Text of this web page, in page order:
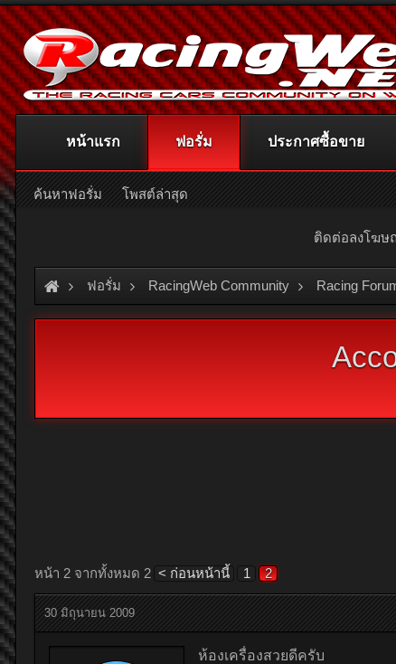
ติดต่อลงโฆษ
ฟอรั่ม RacingWeb Community Racing
หน้า 2 จากทั้งหมด 2 < ก่อนหน้านี้ 1 2
30 มิถุนายน 2009
ห้องเครื่องสวยดีครับ
หน้าแรก ฟอรั่ม
ค้นหาฟอรั่ม โพสต์ล่าสุด
ประกาศซื้อขาย